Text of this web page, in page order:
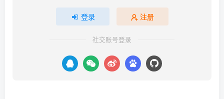
登录 注册
社交账号登录